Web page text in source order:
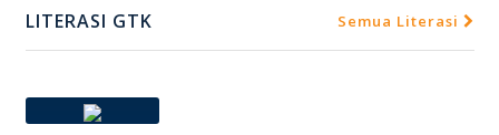
LITERASI GTK Semua Literasi